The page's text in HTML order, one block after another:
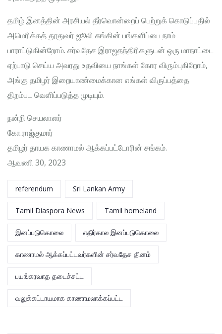
தமிழ் இனத்தின் அரசியல் தீர்வொன்றைப் பெற்றுக் கொடுப்பதில்
அமெரிக்கத் தூதுவர் ஜூலி சுங்கின் பங்களிப்பை நாம்
பாராட்டுகின்றோம். சர்வதேச இராஜதந்திரிகளுடன் ஒரு மாநாட்டை
ஏற்பாடு செய்ய அவரது உதவியை நாங்கள் கோர விரும்புகிறோம்,
அங்கு தமிழர் இறையாண்மைக்கான எங்கள் விருப்பத்தை
திறம்பட வெளிப்படுத்த முடியும்.
நன்றி செயலாளர்
கோ.ராஜ்குமார்
தமிழர் தாயக காணாமல் ஆக்கப்பட்டோரின் சங்கம்.
ஆவணி 30, 2023
referendum Sri Lankan Army
Tamil Diaspora News Tamil homeland
இனப்படுகொலை எதிர்கால இனப்படுகொலை
காணாமல் ஆக்கப்பட்டவர்களின் சர்வதேச தினம்
பயங்கரவாத தடைச்சட்ட
வலுக்கட்டாயமாக காணாமலாக்கப்பட்ட